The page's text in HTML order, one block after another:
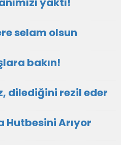
selam olsun
bakın!
dilediğini rezil eder
Hutbesini Arıyor